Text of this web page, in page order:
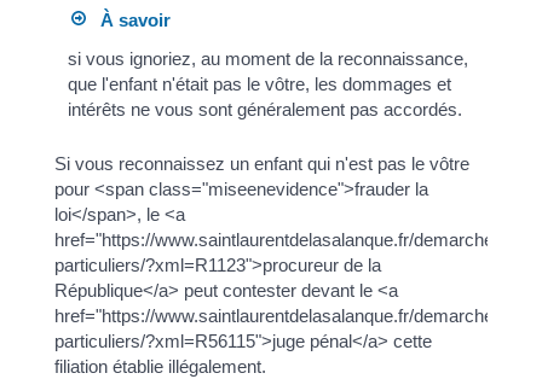
À savoir
si vous ignoriez, au moment de la reconnaissance,
que l'enfant n'était pas le vôtre, les dommages et
intérêts ne vous sont généralement pas accordés.
Si vous reconnaissez un enfant qui n'est pas le vôtre
pour <span class="miseenevidence">frauder la
loi</span>, le <a
href="https://www.saintlaurentdelasalanque.fr/demarches/sp-
particuliers/?xml=R1123">procureur de la
République</a> peut contester devant le <a
href="https://www.saintlaurentdelasalanque.fr/demarches/sp-
particuliers/?xml=R56115">juge pénal</a> cette
filiation établie illégalement.